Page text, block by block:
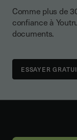
Comme plus de
confiance à
documents.